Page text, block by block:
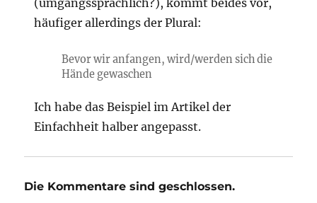
häufiger allerdings der Plural:
Bevor wir anfangen, wird/werden sich die
Hände gewaschen
Ich habe das Beispiel im Artikel der
Einfachheit halber angepasst.
Die Kommentare sind geschlossen.